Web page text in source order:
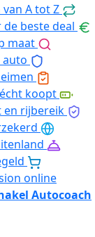
A tot Z
beste deal
maat
auto
koopt
en rijbereik
online
Autocoach